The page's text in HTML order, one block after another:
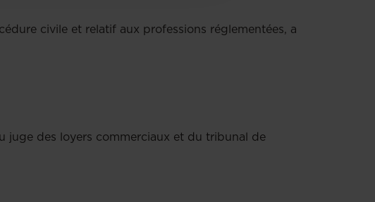
civile et relatif aux professions réglementées, a
juge des loyers commerciaux et du tribunal de